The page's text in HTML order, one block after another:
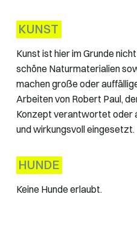
KUNST
Kunst ist hier im Grunde
schöne Naturmaterialien
machen große oder
Arbeiten von Robert Paul,
Konzept verantwortet oder
und wirkungsvoll eingesetzt.
HUNDE
Keine Hunde erlaubt.